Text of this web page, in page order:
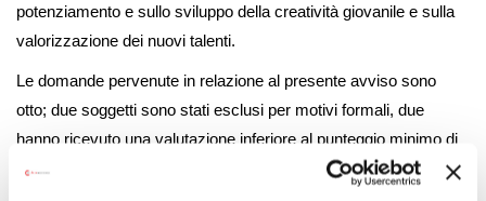
potenziamento e sullo sviluppo della creatività giovanile e sulla
valorizzazione dei nuovi talenti.
Le domande pervenute in relazione al presente avviso sono
otto; due soggetti sono stati esclusi per motivi formali, due
hanno ricevuto una valutazione inferiore al punteggio minimo di
36 punti, pertanto, all’esito della valutazione di merito svolta dal